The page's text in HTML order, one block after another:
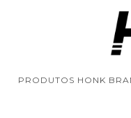
PRODUTOS HONK